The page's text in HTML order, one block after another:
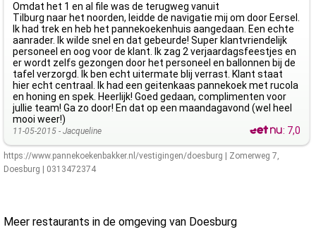
Omdat het 1 en al file was de terugweg vanuit
Tilburg naar het noorden, leidde de navigatie mij om door Eersel.
Ik had trek en heb het pannekoekenhuis aangedaan. Een echte
aanrader. Ik wilde snel en dat gebeurde! Super klantvriendelijk
personeel en oog voor de klant. Ik zag 2 verjaardagsfeestjes en
er wordt zelfs gezongen door het personeel en ballonnen bij de
tafel verzorgd. Ik ben echt uitermate blij verrast. Klant staat
hier echt centraal. Ik had een geitenkaas pannekoek met rucola
en honing en spek. Heerlijk! Goed gedaan, complimenten voor
jullie team! Ga zo door! En dat op een maandagavond (wel heel
mooi weer!)
11-05-2015 - Jacqueline : 7,0
https://www.pannekoekenbakker.nl/vestigingen/doesburg Zomerweg 7,
Doesburg
0313472374
Meer restaurants in de omgeving van Doesburg